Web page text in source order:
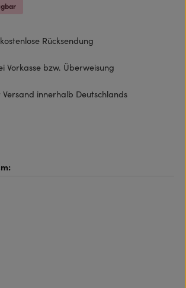
Rücksendung
Vorkasse bzw. Überweisung
Versand innerhalb Deutschlands